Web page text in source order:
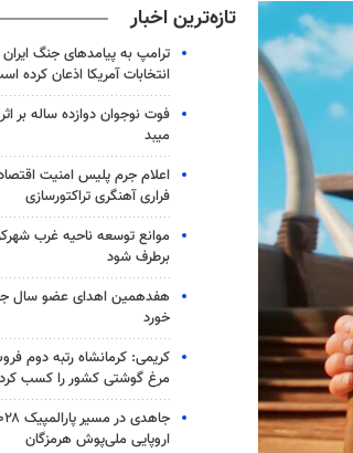
تازه‌ترین اخبار
ترامپ به پیامدهای جنگ ایران
انتخابات آمریکا اذعان کرده
فوت نوجوان دوازده ساله بر
میبد
اعلام جرم پلیس امنیت
فراری آهنگری تراکتورسازی
برطرف شود
هفدهمین اهدای عضو سال
خورد
کریمی: کرمانشاه رتبه دوم
مرغ گوشتی کشور را کسب کرد
اروپایی ملی‌پوش هرمزگان